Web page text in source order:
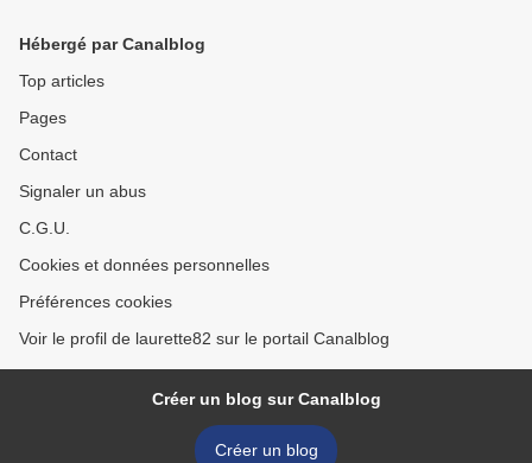
Hébergé par Canalblog
Top articles
Pages
Contact
Signaler un abus
C.G.U.
Cookies et données personnelles
Préférences cookies
Voir le profil de laurette82 sur le portail Canalblog
Créer un blog sur Canalblog
Créer un blog